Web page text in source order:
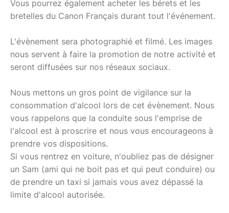
Vous pourrez également acheter les bérets et les
bretelles du Canon Français durant tout l'événement.
L'évènement sera photographié et filmé. Les images
nous servent à faire la promotion de notre activité et
seront diffusées sur nos réseaux sociaux.
Nous mettons un gros point de vigilance sur la
consommation d'alcool lors de cet évènement. Nous
vous rappelons que la conduite sous l'emprise de
l'alcool est à proscrire et nous vous encourageons à
prendre vos dispositions.
Si vous rentrez en voiture, n'oubliez pas de désigner
un Sam (ami qui ne boit pas et qui peut conduire) ou
de prendre un taxi si jamais vous avez dépassé la
limite d'alcool autorisée.